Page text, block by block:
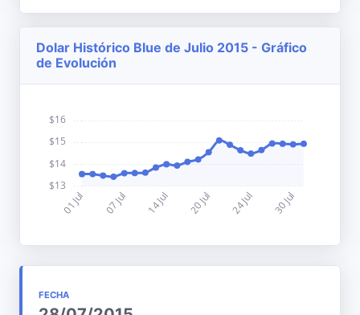
Dolar Histórico Blue de Julio 2015 - Gráfico
de Evolución
FECHA